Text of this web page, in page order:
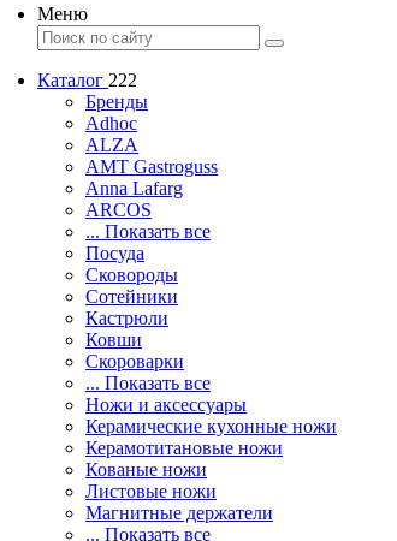
Меню
Каталог 222
Бренды
Adhoc
ALZA
AMT Gastroguss
Anna Lafarg
ARCOS
... Показать все
Посуда
Сковороды
Сотейники
Кастрюли
Ковши
Скороварки
... Показать все
Ножи и аксессуары
Керамические кухонные ножи
Керамотитановые ножи
Кованые ножи
Листовые ножи
Магнитные держатели
... Показать все